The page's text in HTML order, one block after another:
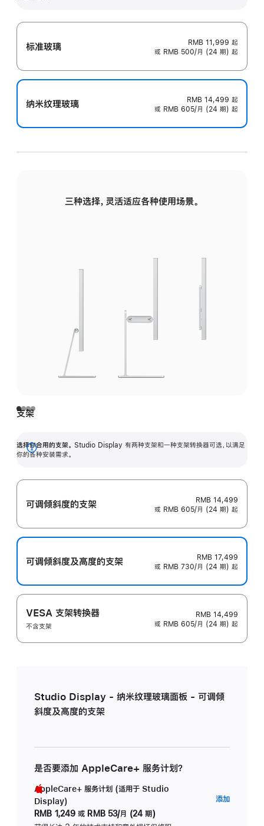
开
标准玻璃 RMB 11,999 起
或 RMB 500/月 (24 期) 起
纳米纹理玻璃 RMB 14,499 起
或 RMB 605/月 (24 期) 起
三种选择，灵活适应各种使用场景。
支架
选择你合用的支架。 Studio Display 有两种支架和一种支架转换器可选，以满足
你的各种安装需求。
展
可调倾斜度的支架
RMB 14,499
或 RMB 605/月 (24 期) 起
可调倾斜度及高‍度的支‍架
RMB 17,499
或 RMB 730/月 (24 期) 起
VESA 支架转换器
不含支架
RMB 14,499
或 RMB 605/月 (24 期) 起
Studio Display - 纳米纹理玻璃面板 - 可调倾
斜度及高度的支架
是否要添加 AppleCare+ 服务计划？
AppleCare+ 服务计划 (适用于 Studio
Display)
RMB 1,249 或 RMB 53/月 (24 期)
添加